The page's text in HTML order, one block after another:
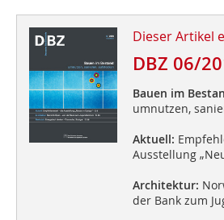
Dieser Artikel
DBZ 06/
Bauen im
umnutzen,
Aktuell:
Ausstellung
Architektur:
der Bank zum